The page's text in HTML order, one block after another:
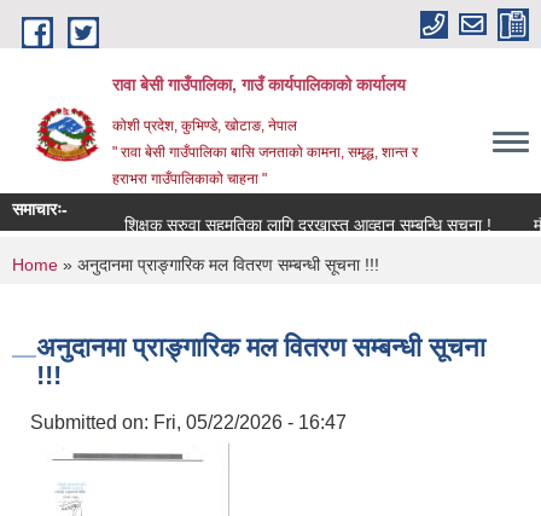
Skip to main content
रावा बेसी गाउँपालिका, गाउँ कार्यपालिकाको कार्यालय
कोशी प्रदेश, कुभिण्डे, खोटाङ, नेपाल
" रावा बेसी गाउँपालिका बासि जनताको कामना, समृद्ध, शान्त र
हराभरा गाउँपालिकाको चाहना "
समाचारः-
शिक्षक सरुवा सहमतिका लागि दरखास्त आव्हान सम्बन्धि सूचना !
You are here
Home » अनुदानमा प्राङ्गारिक मल वितरण सम्बन्धी सूचना !!!
अनुदानमा प्राङ्गारिक मल वितरण सम्बन्धी सूचना
!!!
Submitted on: Fri, 05/22/2026 - 16:47